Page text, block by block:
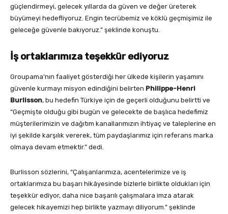
güçlendirmeyi, gelecek yıllarda da güven ve değer üreterek
büyümeyi hedefliyoruz. Engin tecrübemiz ve köklü geçmişimiz ile
geleceğe güvenle bakıyoruz.” şeklinde konuştu.
İş ortaklarımıza teşekkür ediyoruz
Groupama’nın faaliyet gösterdiği her ülkede kişilerin yaşamını
güvenle kurmayı misyon edindiğini belirten Philippe-Henri
Burlisson, bu hedefin Türkiye için de geçerli olduğunu belirtti ve
“Geçmişte olduğu gibi bugün ve gelecekte de başlıca hedefimiz
müşterilerimizin ve dağıtım kanallarımızın ihtiyaç ve taleplerine en
iyi şekilde karşılık vererek, tüm paydaşlarımız için referans marka
olmaya devam etmektir.” dedi.
Burlisson sözlerini, “Çalışanlarımıza, acentelerimize ve iş
ortaklarımıza bu başarı hikâyesinde bizlerle birlikte oldukları için
teşekkür ediyor, daha nice başarılı çalışmalara imza atarak
gelecek hikayemizi hep birlikte yazmayı diliyorum.” şeklinde